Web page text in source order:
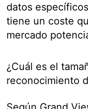
datos
tiene un coste
mercado
¿Cuál es el
reconocimiento